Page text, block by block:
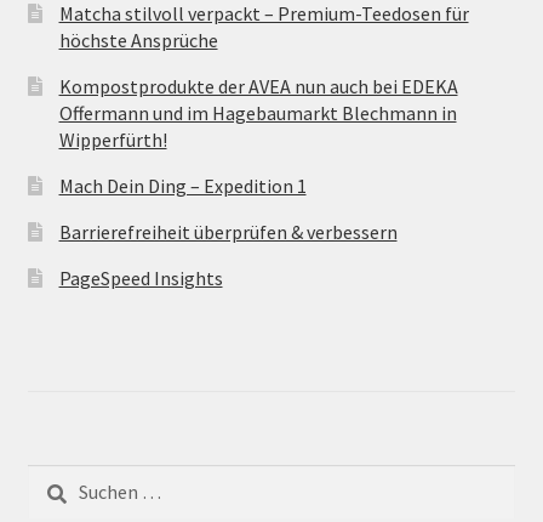
Matcha stilvoll verpackt – Premium-Teedosen für
höchste Ansprüche
Kompostprodukte der AVEA nun auch bei EDEKA
Offermann und im Hagebaumarkt Blechmann in
Wipperfürth!
Mach Dein Ding – Expedition 1
Barrierefreiheit überprüfen & verbessern
PageSpeed Insights
nach: